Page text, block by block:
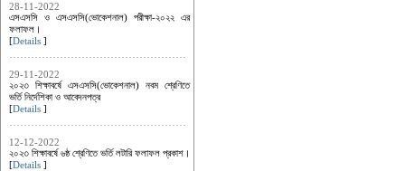
28-11-2022
এসএসসি ও এসএসসি(ভোকেশনাল) পরীক্ষা-২০২২ এর
ফলাফল।
[Details ]
29-11-2022
২০২৩ শিক্ষাবর্ষে এসএসসি(ভোকেশনাল) নবম শ্রেণিতে
ভর্তি নির্দেশিকা ও আবেদনপত্র
[Details ]
12-12-2022
২০২৩ শিক্ষাবর্ষে ৬ষ্ঠ শ্রেণিতে ভর্তি লটারি ফলাফল প্রকাশ।
[Details ]